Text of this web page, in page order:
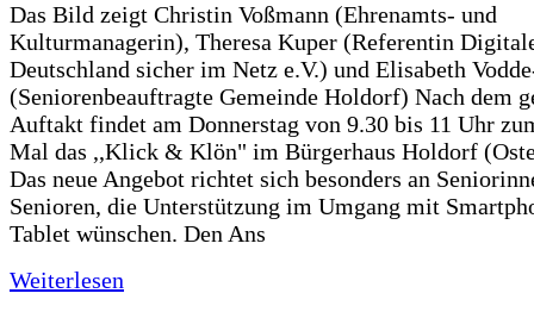
Das Bild zeigt Christin Voßmann (Ehrenamts- und
Kulturmanagerin), Theresa Kuper (Referentin
Deutschland sicher im Netz e.V.) und Elisabeth
(Seniorenbeauftragte Gemeinde Holdorf) Nach dem
Auftakt findet am Donnerstag von 9.30 bis 11 Uhr
Mal das ,,Klick & Klön" im Bürgerhaus Holdorf
Das neue Angebot richtet sich besonders an
Senioren, die Unterstützung im Umgang mit
Tablet wünschen. Den Ans
Weiterlesen